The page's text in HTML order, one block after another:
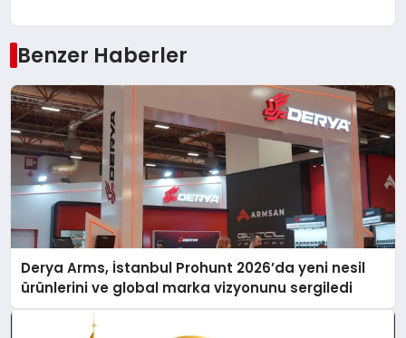
Benzer Haberler
Derya Arms, İstanbul Prohunt 2026’da yeni nesil
ürünlerini ve global marka vizyonunu sergiledi